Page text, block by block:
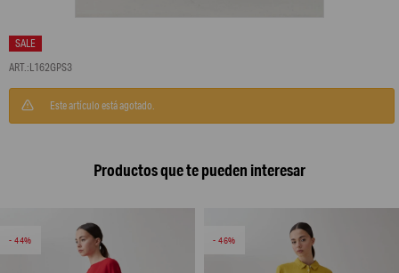
L162GPS3
Este artículo está agotado.
Productos que te pueden interesar
44 46